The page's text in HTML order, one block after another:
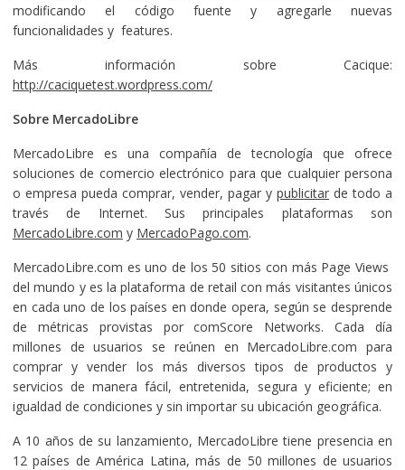
modificando el código fuente y agregarle nuevas
funcionalidades y features.
Más información sobre Cacique:
http://caciquetest.wordpress.com/
Sobre MercadoLibre
MercadoLibre es una compañía de tecnología que ofrece
soluciones de comercio electrónico para que cualquier persona
o empresa pueda comprar, vender, pagar ypublicitar de todo a
través de Internet. Sus principales plataformas son
MercadoLibre.com y MercadoPago.com.
MercadoLibre.com es uno de los 50 sitios con más Page Views
del mundo y es la plataforma de retail con más visitantes únicos
en cada uno de los países en donde opera, según se desprende
de métricas provistas por comScore Networks. Cada día
millones de usuarios se reúnen en MercadoLibre.com para
comprar y vender los más diversos tipos de productos y
servicios de manera fácil, entretenida, segura y eficiente; en
igualdad de condiciones y sin importar su ubicación geográfica.
A 10 años de su lanzamiento, MercadoLibre tiene presencia en
12 países de América Latina, más de 50 millones de usuarios